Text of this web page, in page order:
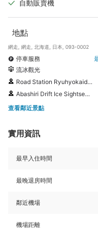
自動販賣機
地點
網走, 網走, 北海道, 日本, 093-0002
停車服務
流冰觀光
Road Station Ryuhyokaido Abashiri
Abashiri Drift Ice Sightseeing & Icebreaker Ship
查看鄰近景點
實用資訊
最早入住時間
最晚退房時間
鄰近機場
機場距離